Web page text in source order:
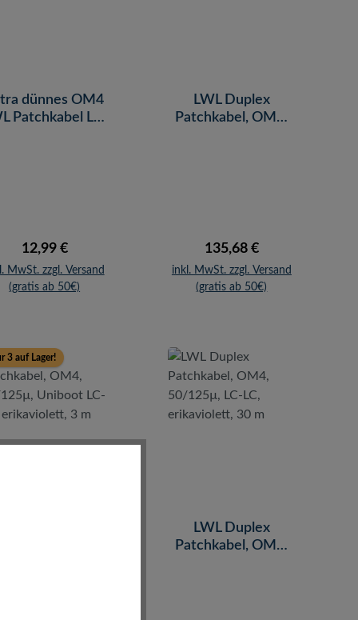
dünnes OM4
Patchkabel LC-
Regulärer Preis:
12,99 €
MwSt. zzgl. Versand
(gratis ab 50€)
LWL Duplex
Patchkabel, OM4,
Regulärer Preis:
135,68 €
inkl. MwSt. zzgl. Versand
(gratis ab 50€)
3 auf Lager!
LWL Duplex
Patchkabel, OM4,